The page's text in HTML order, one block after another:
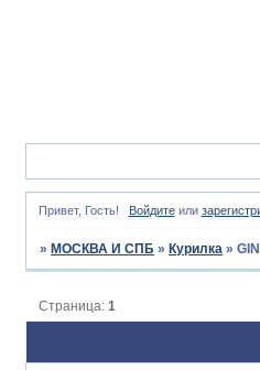
Привет, Гость! Войдитеили
» МОСКВА И СПБ » Курилка »
Страница:1